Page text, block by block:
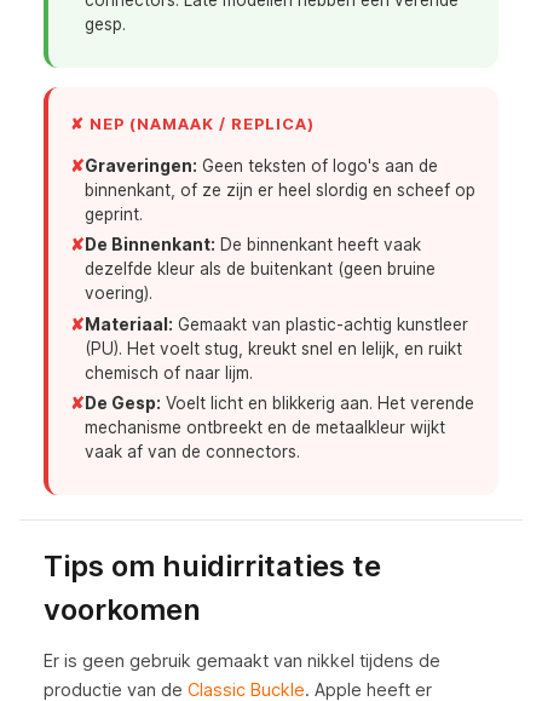
gesp.
✘ NEP (NAMAAK / REPLICA)
✘Graveringen: Geen teksten of logo's aan de
binnenkant, of ze zijn er heel slordig en scheef op
geprint.
✘ De Binnenkant: De binnenkant heeft vaak
dezelfde kleur als de buitenkant (geen bruine
voering).
✘ Materiaal: Gemaakt van plastic-achtig kunstleer
(PU). Het voelt stug, kreukt snel en lelijk, en ruikt
chemisch of naar lijm.
✘ De Gesp: Voelt licht en blikkerig aan. Het verende
mechanisme ontbreekt en de metaalkleur wijkt
vaak af van de connectors.
Tips om huidirritaties te
voorkomen
Er is geen gebruik gemaakt van nikkel tijdens de
productie van de Classic Buckle. Apple heeft er